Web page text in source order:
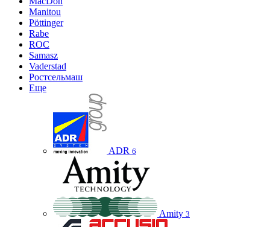
Manitou
Pöttinger
Rabe
ROC
Samasz
Vaderstad
Ростсельмаш
Еще
ADR 6
Amity 3